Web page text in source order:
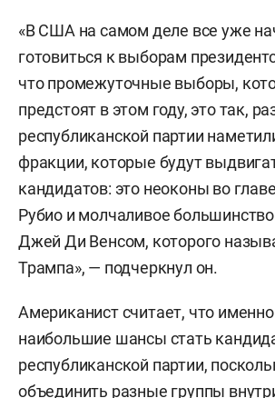
Фото: «БИЗНЕС Online»
«В США на самом деле все уже
готовиться к выборам
что промежуточные выборы,
предстоят в этом году, это так,
республиканской партии